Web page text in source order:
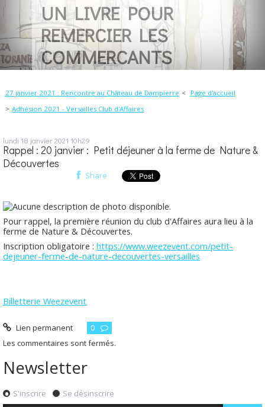
UN LIVRE POUR
REMERCIER LES
COMMERCANTS
27 janvier 2021 : Rencontre au Château de Dampierre
Page d'accueil
Adhésion 2021 - Versailles Club d'Affaires
lundi 18 janvier 2021 10h29
Rappel : 20 janvier : Petit déjeuner à la ferme de Nature &
Découvertes
Share
Pour rappel, la première réunion du club d'Affaires aura lieu à la
ferme de Nature & Découvertes.
Inscription obligatoire : https://www.weezevent.com/petit-
dejeuner-ferme-de-nature-decouvertes-versailles
Billetterie Weezevent
Lien permanent
0
Les commentaires sont fermés.
Newsletter
S'inscrire Se désinscrire